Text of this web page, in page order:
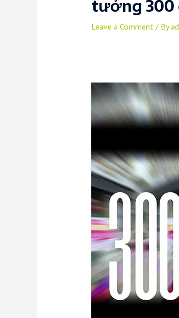
tưởng 300
Leave a Comment / By